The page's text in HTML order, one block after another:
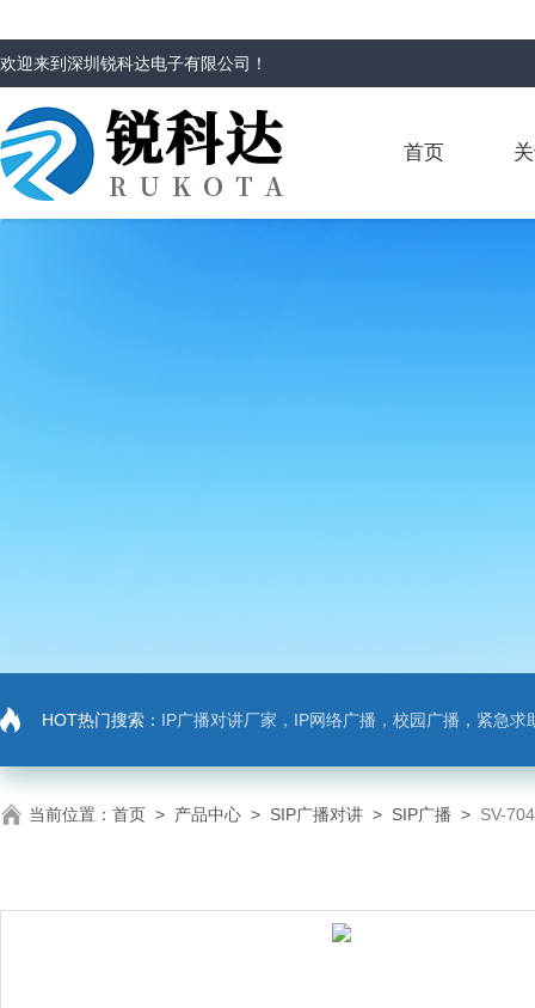
欢迎来到深圳锐科达电子有限公司 ！
首页
HOT热门搜索： IP广播对讲厂家，IP网络广播，校园广播，紧急求助，IP广播对讲系
当前位置： 首页 > 产品中心 > SIP广播对讲 > SIP广播 > SV-